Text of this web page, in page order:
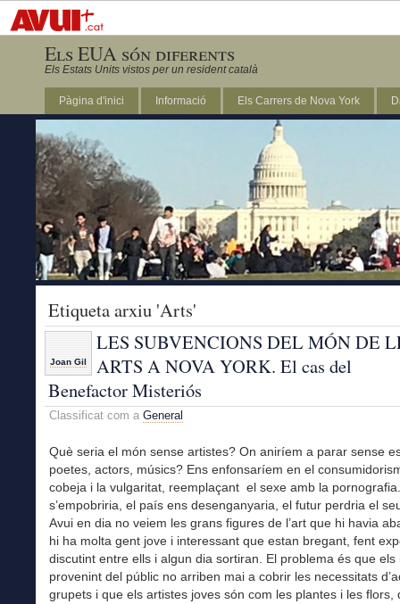
Els EUA són diferents
Els Estats Units vistos per un resident català
Pàgina d'inici Informació Els Carrers de Nova York
Etiqueta arxiu 'Arts'
Joan Gil
LES SUBVENCIONS DEL MÓN DE
ARTS A NOVA YORK. El cas del
Benefactor Misteriós
Classificat com a General
Què seria el món sense artistes? On aniríem a parar sense
poetes, actors, músics? Ens enfonsaríem en el
cobeja i la vulgaritat, reemplaçant el sexe amb la
s’empobriria, el país ens desenganyaria, el futur perdria el
Avui en dia no veiem les grans figures de l’art que hi havia
hi ha molta gent jove i interessant que estan bregant, fent
discutint entre ells i algun dia sortiran. El problema és que els
provenint del públic no arriben mai a cobrir les necessitats
grupets i que els artistes joves són com les plantes i les flors,